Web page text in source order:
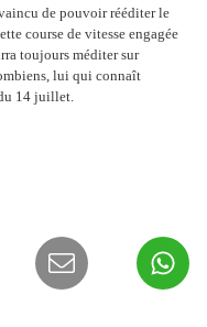
de pouvoir rééditer le
course de vitesse engagée
toujours méditer sur
lui qui connaît
14 juillet.